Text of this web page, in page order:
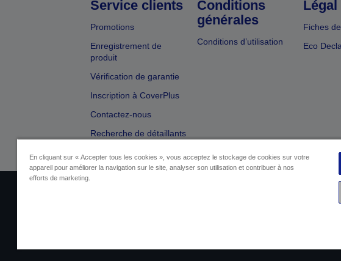
Service clients
Promotions
Enregistrement de
produit
Vérification de garantie
Inscription à CoverPlus
Contactez-nous
Recherche de détaillants
Conditions
générales
Conditions d’utilisation
Légal
Fiches
Eco
En cliquant sur « Accepter tous les cookies », vous acceptez le stockage de cookies sur votre
appareil pour améliorer la navigation sur le site, analyser son utilisation et contribuer à nos
efforts de marketing.